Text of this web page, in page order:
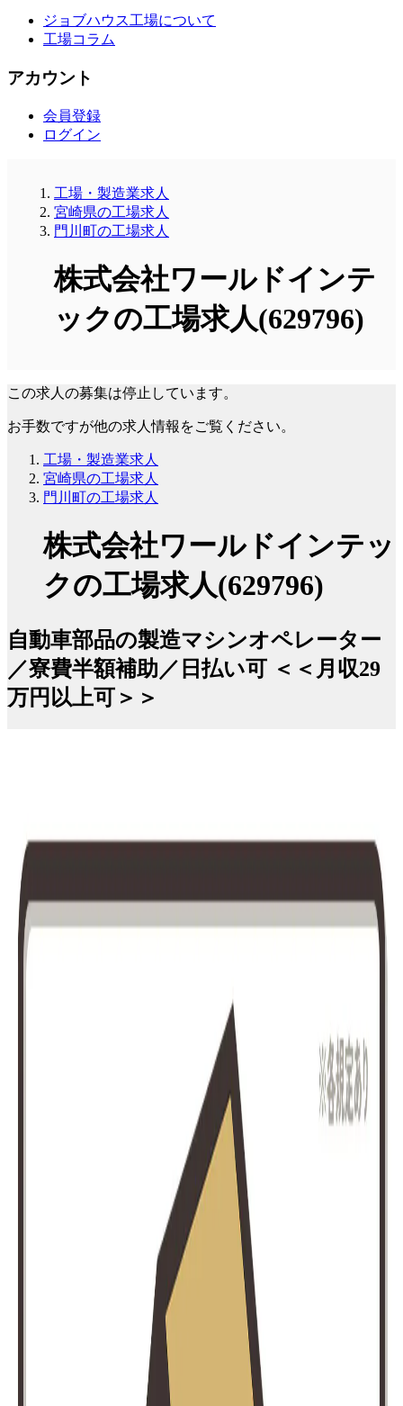
ジョブハウス工場について
工場コラム
アカウント
会員登録
ログイン
工場・製造業求人
宮崎県の工場求人
門川町の工場求人
株式会社ワールドインテ
ックの工場求人(629796)
この求人の募集は停止しています。
お手数ですが他の求人情報をご覧ください。
工場・製造業求人
宮崎県の工場求人
門川町の工場求人
株式会社ワールドインテッ
クの工場求人(629796)
自動車部品の製造マシンオペレーター
／寮費半額補助／日払い可 ＜＜月収29
万円以上可＞＞